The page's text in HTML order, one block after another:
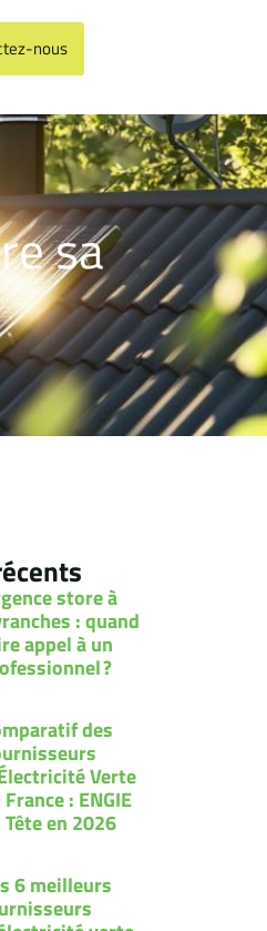
nous
sa
store à
: quand
appel à un
?
des
Verte
: ENGIE
Tête en 2026
6 meilleurs